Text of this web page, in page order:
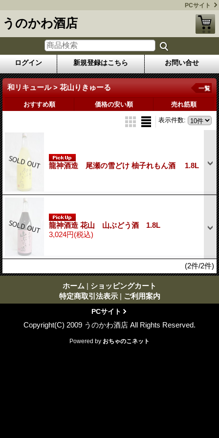
PCサイト
うのかわ酒店
ログイン 新規登録はこちら お問い合せ
和リキュール > 花山りきゅーる 一覧
おすすめ順 価格の安い順 売れ筋順
表示件数:
龍神酒造 尾瀬の雪どけ 柚子れもん酒 1.8L
龍神酒造 花山 山ぶどう酒 1.8L
3,024円(税込)
(2件/2件)
ホーム | ショッピングカート
特定商取引法表示 | ご利用案内
PCサイト
Copyright(C) 2009 うのかわ酒店 All Rights Reserved.
Powered by おちゃのこネット